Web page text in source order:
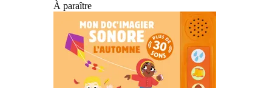
À paraître